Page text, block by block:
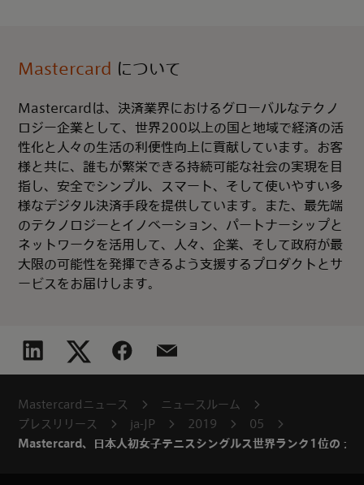
Mastercard について
Mastercardは、決済業界におけるグローバルなテクノ
ロジー企業として、世界200以上の国と地域で経済の活
性化と人々の生活の利便性向上に貢献しています。お客
様と共に、誰もが繁栄できる持続可能な社会の実現を目
指し、安全でシンプル、スマート、そして使いやすい多
様なデジタル決済手段を提供しています。また、最先端
のテクノロジーとイノベーション、パートナーシップと
ネットワークを活用して、人々、企業、そして政府が最
大限の可能性を発揮できるよう支援するプロダクトとサ
ービスをお届けします。
Mastercardニュース
ニュースルーム
プレスリリース
ja-JP 2019
05
Mastercard、日本人初女子テニスシングルス世界ランク1位の 大